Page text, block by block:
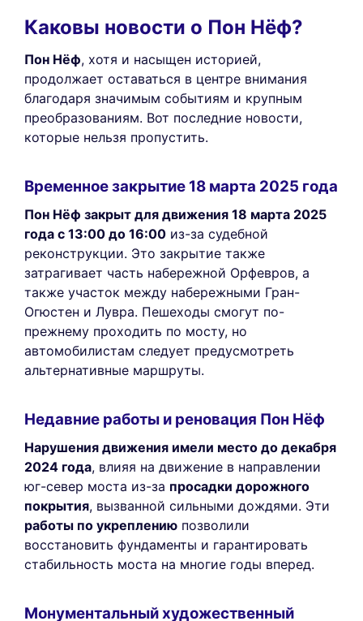
cookies
We use cookies and your personal data to
enhance your browsing experience,
measure our audience, and personalize the ads shown to you. You
can accept, reject or manage your preferences at any time.
Consents certified by
Reject All Cookies Settings Accept and close
Каковы новости о Пон Нёф?
Пон Нёф, хотя и насыщен историей,
продолжает оставаться в центре внимания
благодаря значимым событиям и крупным
преобразованиям. Вот последние новости,
которые нельзя пропустить.
Временное закрытие 18 марта 2025 года
Пон Нёф закрыт для движения 18 марта 2025
года с 13:00 до 16:00 из-за судебной
реконструкции. Это закрытие также
затрагивает часть набережной Орфевров, а
также участок между набережными Гран-
Огюстен и Лувра. Пешеходы смогут по-
прежнему проходить по мосту, но
автомобилистам следует предусмотреть
альтернативные маршруты.
Недавние работы и реновация Пон Нёф
Нарушения движения имели место до декабря
2024 года, влияя на движение в направлении
юг-север моста из-за просадки дорожного
покрытия, вызванной сильными дождями. Эти
работы по укреплению позволили
восстановить фундаменты и гарантировать
стабильность моста на многие годы вперед.
Монументальный художественный